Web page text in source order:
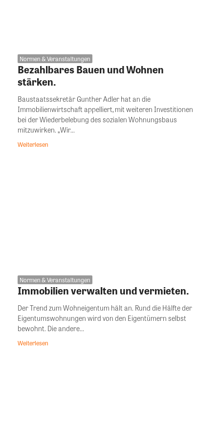
Normen & Veranstaltungen
Bezahlbares Bauen und Wohnen
stärken.
Baustaatssekretär Gunther Adler hat an die
Immobilienwirtschaft appelliert, mit weiteren Investitionen
bei der Wiederbelebung des sozialen Wohnungsbaus
mitzuwirken. „Wir...
Weiterlesen
Normen & Veranstaltungen
Immobilien verwalten und vermieten.
Der Trend zum Wohneigentum hält an. Rund die Hälfte der
Eigentumswohnungen wird von den Eigentümern selbst
bewohnt. Die andere...
Weiterlesen